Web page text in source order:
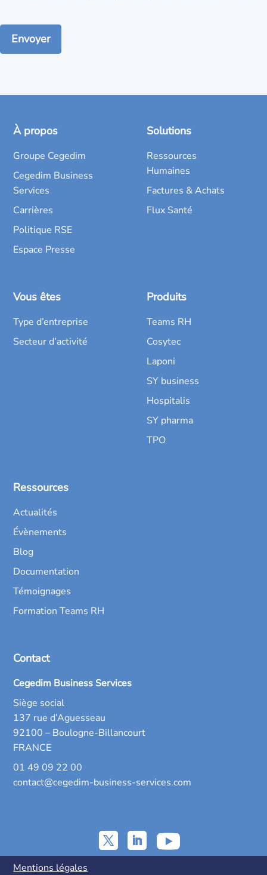
À propos
Groupe Cegedim
Cegedim Business
Services
Carrières
Politique RSE
Espace Presse
Solutions
Ressources
Humaines
Factures & Achats
Flux Santé
Vous êtes
Type d’entreprise
Secteur d’activité
Produits
Teams RH
Cosytec
Laponi
SY business
Hospitalis
SY pharma
TPO
Ressources
Actualités
Évènements
Blog
Documentation
Témoignages
Formation Teams RH
Contact
Cegedim Business Services
Siège social
137 rue d’Aguesseau
92100 – Boulogne-Billancourt
FRANCE
01 49 09 22 00
contact@cegedim-business-services.com
Mentions légales